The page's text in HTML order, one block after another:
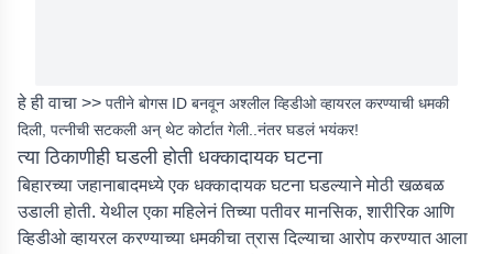
हे ही वाचा >> पतीने बोगस ID बनवून अश्लील व्हिडीओ व्हायरल करण्याची धमकी
दिली, पत्नीची सटकली अन् थेट कोर्टात गेली..नंतर घडलं भयंकर!
त्या ठिकाणीही घडली होती धक्कादायक घटना
बिहारच्या जहानाबादमध्ये एक धक्कादायक घटना घडल्याने मोठी खळबळ
उडाली होती. येथील एका महिलेनं तिच्या पतीवर मानसिक, शारीरिक आणि
व्हिडीओ व्हायरल करण्याच्या धमकीचा त्रास दिल्याचा आरोप करण्यात आला